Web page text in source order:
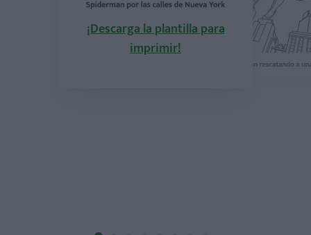
¡Descarga la plantilla para
imprimir!